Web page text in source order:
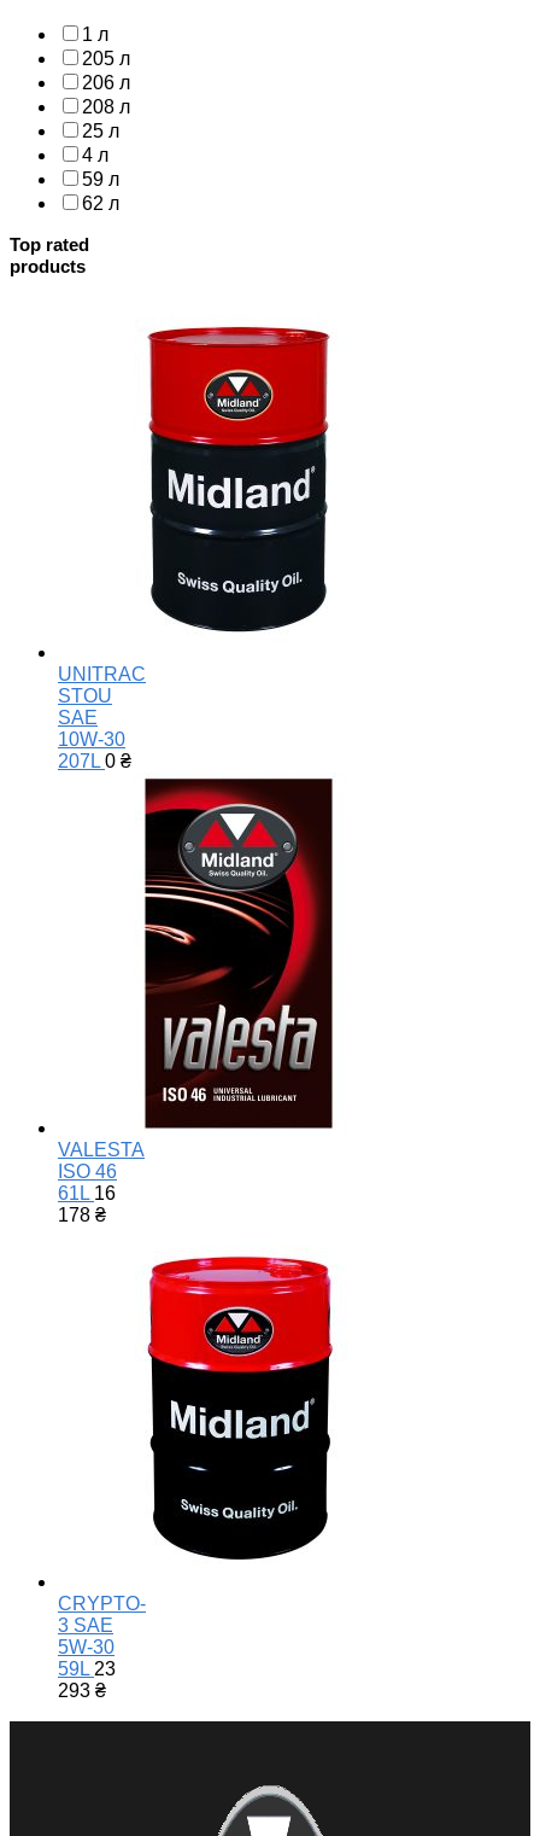
1 л
205 л
206 л
208 л
25 л
4 л
59 л
62 л
Top rated
products
UNITRAC
STOU
SAE
10W-30
207L 0 ₴
VALESTA
ISO 46
61L 16
178 ₴
CRYPTO-
3 SAE
5W-30
59L 23
293 ₴